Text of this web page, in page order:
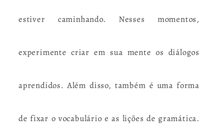
estiver caminhando. Nesses momentos,
experimente criar em sua mente os diálogos
aprendidos. Além disso, também é uma forma
de fixar o vocabulário e as lições de gramática.